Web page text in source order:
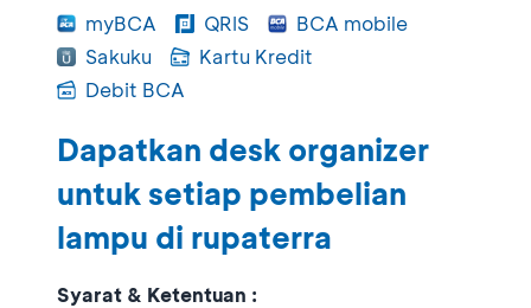
myBCA QRIS
BCA mobile
Sakuku
Kartu Kredit
Debit BCA
Dapatkan desk organizer
untuk setiap pembelian
lampu di rupaterra
Syarat & Ketentuan :